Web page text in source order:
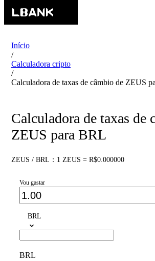
Início
/
Calculadora cripto
/
Calculadora de taxas de câmbio de ZEUS
Calculadora de taxas de
ZEUS para BRL
ZEUS / BRL：1 ZEUS = R$0.000000
Vou gastar
BRL
BRL